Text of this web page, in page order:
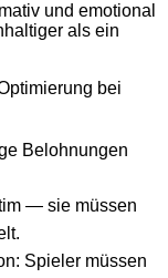
und emotional
als ein
bei
Belohnungen
— sie müssen
Spieler müssen